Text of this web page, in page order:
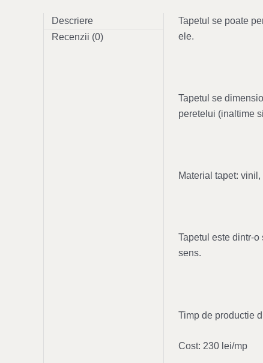
Descriere
Recenzii (0)
Tapetul se poate
ele.
Tapetul se
peretelui (inaltime
Material tapet:
Tapetul este dintr-
sens.
Timp de productie
Cost: 230 lei/mp